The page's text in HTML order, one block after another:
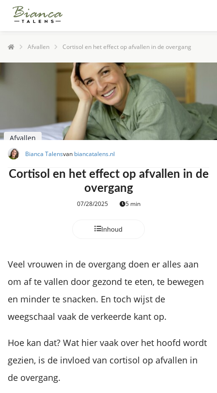
Afvallen Cortisol en het effect op afvallen in de overgang
Afvallen
Bianca Talensvan biancatalens.nl
Cortisol en het effect op afvallen in de
overgang
07/28/2025 5 min
Inhoud
Veel vrouwen in de overgang doen er alles aan
om af te vallen door gezond te eten, te bewegen
en minder te snacken. En toch wijst de
weegschaal vaak de verkeerde kant op.
Hoe kan dat? Wat hier vaak over het hoofd wordt
gezien, is de invloed van cortisol op afvallen in
de overgang.